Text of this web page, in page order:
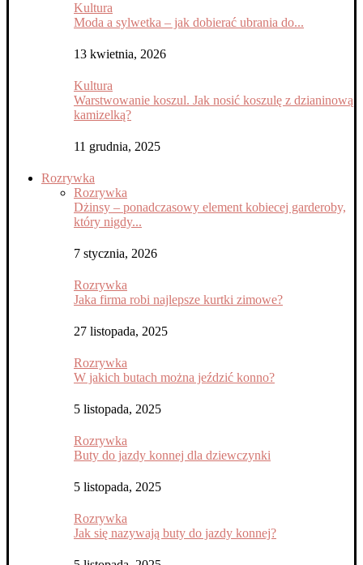
Kultura
Moda a sylwetka – jak dobierać ubrania do...
13 kwietnia, 2026
Kultura
Warstwowanie koszul. Jak nosić koszulę z dzianinową
kamizelką?
11 grudnia, 2025
Rozrywka
Rozrywka
Dżinsy – ponadczasowy element kobiecej garderoby,
który nigdy...
7 stycznia, 2026
Rozrywka
Jaka firma robi najlepsze kurtki zimowe?
27 listopada, 2025
Rozrywka
W jakich butach można jeździć konno?
5 listopada, 2025
Rozrywka
Buty do jazdy konnej dla dziewczynki
5 listopada, 2025
Rozrywka
Jak się nazywają buty do jazdy konnej?